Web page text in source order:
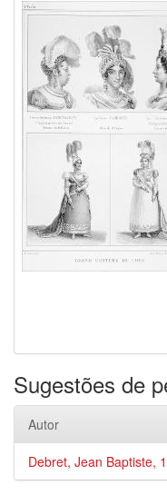
Sugestões de
Autor
Debret, Jean Baptiste,